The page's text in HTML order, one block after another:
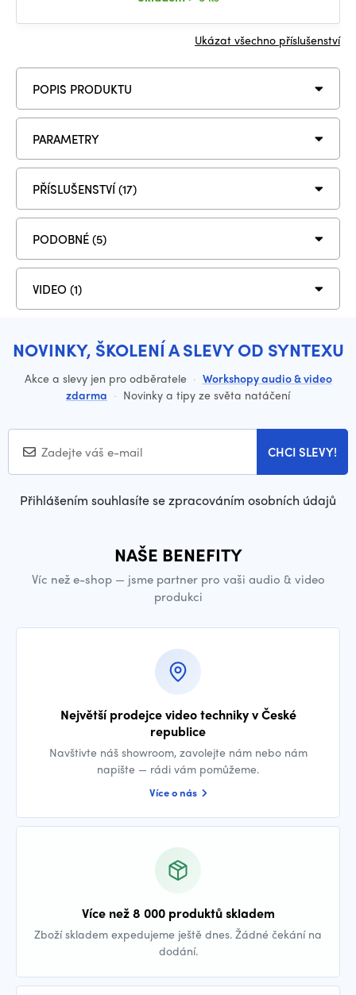
Ukázat všechno příslušenství
POPIS PRODUKTU
PARAMETRY
PŘÍSLUŠENSTVÍ (17)
PODOBNÉ (5)
VIDEO (1)
NOVINKY, ŠKOLENÍ A SLEVY OD SYNTEXU
Akce a slevy jen pro odběratele · Workshopy audio & video
zdarma · Novinky a tipy ze světa natáčení
CHCI SLEVY!
Přihlášením souhlasíte se zpracováním osobních údajů
NAŠE BENEFITY
Víc než e-shop — jsme partner pro vaši audio & video
produkci
Největší prodejce video techniky v České
republice
Navštivte náš showroom, zavolejte nám nebo nám
napište — rádi vám pomůžeme.
Více o nás
Více než 8 000 produktů skladem
Zboží skladem expedujeme ještě dnes. Žádné čekání na
dodání.